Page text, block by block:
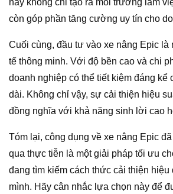
còn góp phần tăng cường uy tín cho
Cuối cùng, đầu tư vào xe nâng Epic là
tế thông minh. Với độ bền cao và chi
doanh nghiệp có thể tiết kiệm đáng kể
dài. Không chỉ vậy, sự cải thiện hiệu
đồng nghĩa với khả năng sinh lời cao
Tóm lại, công dụng về xe nâng Epic
qua thực tiễn là một giải pháp tối ưu
đang tìm kiếm cách thức cải thiện hiệu
mình. Hãy cân nhắc lựa chọn này để